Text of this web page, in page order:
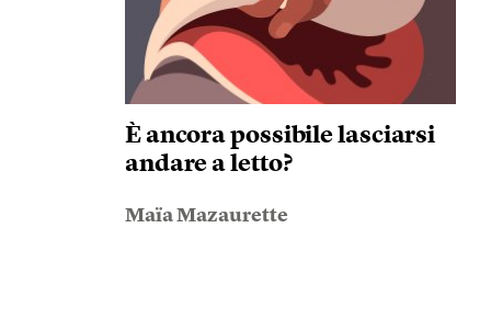
È ancora possibile lasciarsi
andare a letto?
Maïa Mazaurette